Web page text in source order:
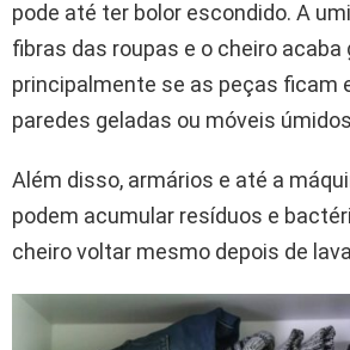
pode até ter bolor escondido. A
fibras das roupas e o cheiro acaba
principalmente se as peças ficam
paredes geladas ou móveis
Além disso, armários e até a
podem acumular resíduos e
cheiro voltar mesmo depois de